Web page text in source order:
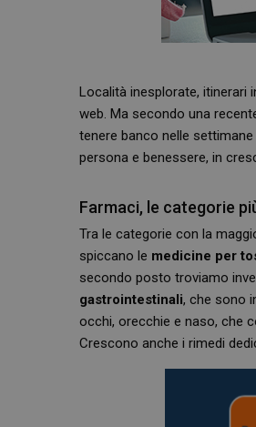
Località inesplorate, itinerari
web. Ma secondo una
tenere banco nelle
persona e benessere, in
Farmaci, le categorie
Tra le categorie con la
spiccano le medicine per
secondo posto troviamo
gastrointestinali, che sono
occhi, orecchie e naso, che
Crescono anche i rimedi